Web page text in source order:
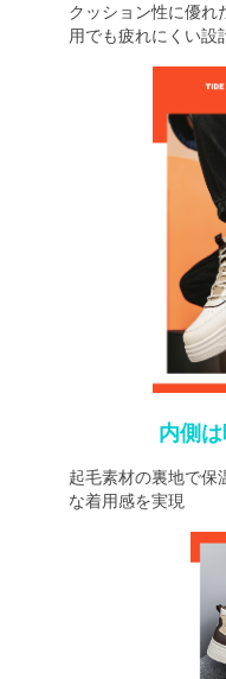
クッション性に優れ
用でも疲れにくい設
内側
起毛素材の裏地で保
な着用感を実現